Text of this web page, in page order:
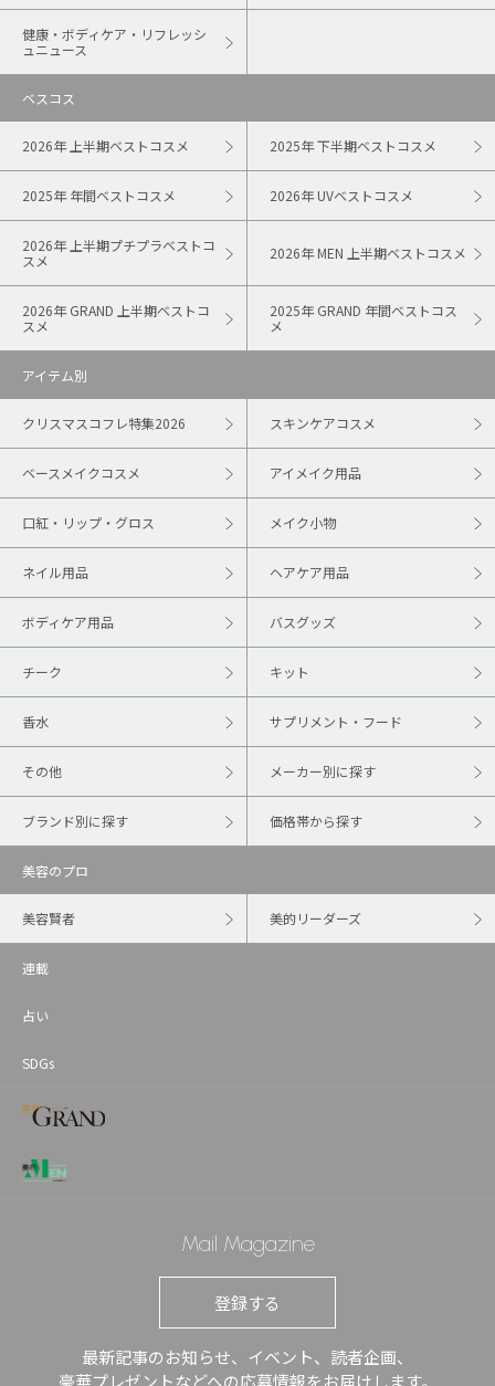
健康・ボディケア・リフレッシ
ュニュース
ベスコス
2026年 上半期ベストコスメ 2025年 下半期ベストコスメ
2025年 年間ベストコスメ 2026年 UVベストコスメ
2026年 上半期プチプラベストコ
スメ
2026年 MEN 上半期ベストコスメ
2026年 GRAND 上半期ベストコ
スメ
2025年 GRAND 年間ベストコス
メ
アイテム別
クリスマスコフレ特集2026 スキンケアコスメ
ベースメイクコスメ アイメイク用品
口紅・リップ・グロス メイク小物
ネイル用品 ヘアケア用品
ボディケア用品 バスグッズ
チーク キット
香水 サプリメント・フード
その他 メーカー別に探す
ブランド別に探す 価格帯から探す
美容のプロ
美容賢者 美的リーダーズ
連載
占い
SDGs
Mail Magazine
登録する
最新記事のお知らせ、イベント、読者企画、
豪華プレゼントなどへの応募情報をお届けします。